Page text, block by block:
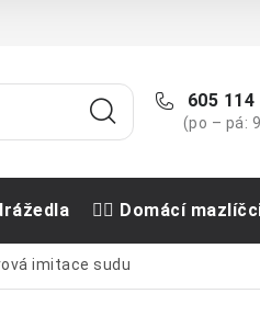
605 114
(po – pá:
🐕‍🦺 Domácí
imitace sudu